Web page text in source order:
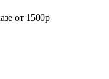
от 1500р